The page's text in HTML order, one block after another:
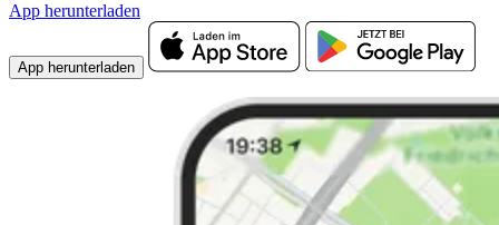
App herunterladen
App herunterladen